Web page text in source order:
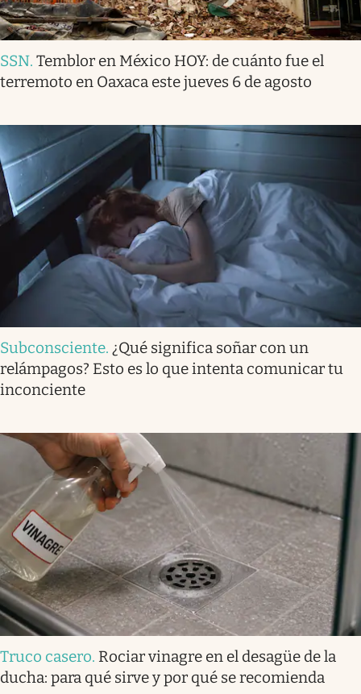
SSN. Temblor en México HOY: de cuánto fue el
terremoto en Oaxaca este jueves 6 de agosto
Subconsciente. ¿Qué significa soñar con un
relámpagos? Esto es lo que intenta comunicar tu
inconciente
Truco casero. Rociar vinagre en el desagüe de la
ducha: para qué sirve y por qué se recomienda